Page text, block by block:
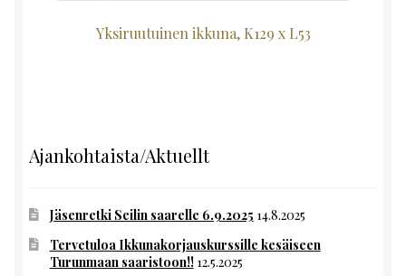
Yksiruutuinen ikkuna, K129 x L53
Ajankohtaista/Aktuellt
Jäsenretki Seilin saarelle 6.9.2025 14.8.2025
Tervetuloa Ikkunakorjauskurssille kesäiseen
Turunmaan saaristoon!! 12.5.2025